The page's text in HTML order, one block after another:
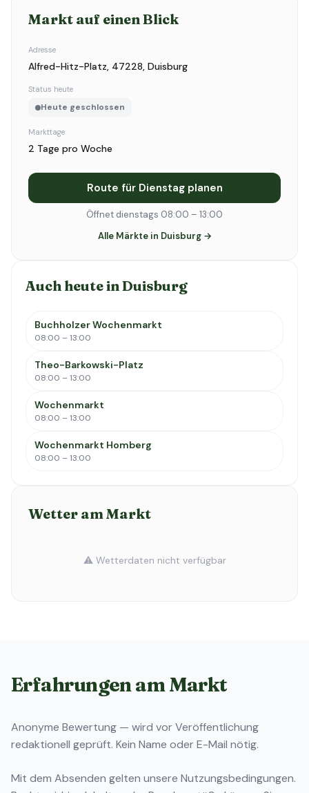
Markt auf einen Blick
Adresse
Alfred-Hitz-Platz, 47228, Duisburg
Status heute
Heute geschlossen
Markttage
2 Tage pro Woche
Route für Dienstag planen
Öffnet dienstags 08:00 – 13:00
Alle Märkte in Duisburg →
Auch heute in Duisburg
Buchholzer Wochenmarkt
08:00 – 13:00
Theo-Barkowski-Platz
08:00 – 13:00
Wochenmarkt
08:00 – 13:00
Wochenmarkt Homberg
08:00 – 13:00
Wetter am Markt
⚠️ Wetterdaten nicht verfügbar
Erfahrungen am Markt
Anonyme Bewertung — wird vor Veröffentlichung
redaktionell geprüft. Kein Name oder E-Mail nötig.
Mit dem Absenden gelten unsere Nutzungsbedingungen.